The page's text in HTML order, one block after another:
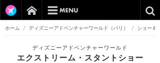
ホーム / ディズニーアドベンチャーワールド（パリ） / ショー＆
ディズニーアドベンチャーワールド
エクストリーム・スタントショー